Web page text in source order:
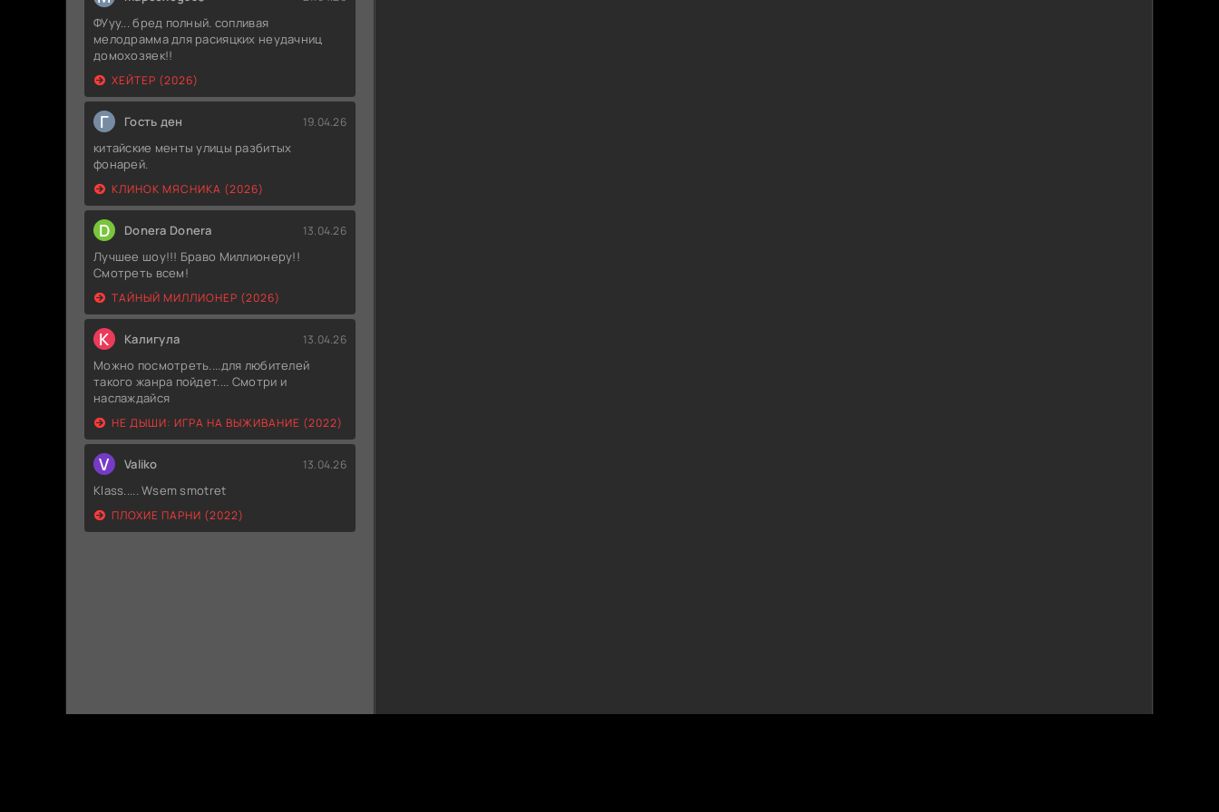
ФУуу... бред полный. сопливая
мелодрамма для расияцких неудачниц
домохозяек!!
ХЕЙТЕР (2026)
Г Гость ден 19.04.26
китайские менты улицы разбитых
фонарей.
КЛИНОК МЯСНИКА (2026)
D Donera Donera 13.04.26
Лучшее шоу!!! Браво Миллионеру!!
Смотреть всем!
ТАЙНЫЙ МИЛЛИОНЕР (2026)
К Калигула 13.04.26
Можно посмотреть....для любителей
такого жанра пойдет.... Смотри и
наслаждайся
НЕ ДЫШИ: ИГРА НА ВЫЖИВАНИЕ (2022)
V Valiko 13.04.26
Klass..... Wsem smotret
ПЛОХИЕ ПАРНИ (2022)